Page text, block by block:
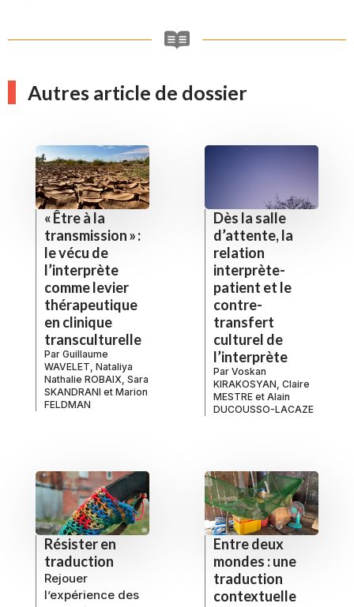
Autres article de dossier
« Être à la
transmission » :
le vécu de
l’interprète
comme levier
thérapeutique
en clinique
transculturelle
Par Guillaume
WAVELET Nataliya
Nathalie ROBAIX Sara
SKANDRANI et Marion
FELDMAN
Dès la salle
d’attente, la
relation
interprète-
patient et le
contre-
transfert
culturel de
l’interprète
Par Voskan
KIRAKOSYAN Claire
MESTRE et Alain
DUCOUSSO-LACAZE
Résister en
traduction
Rejouer
l’expérience des
Entre deux
mondes : une
traduction
contextuelle